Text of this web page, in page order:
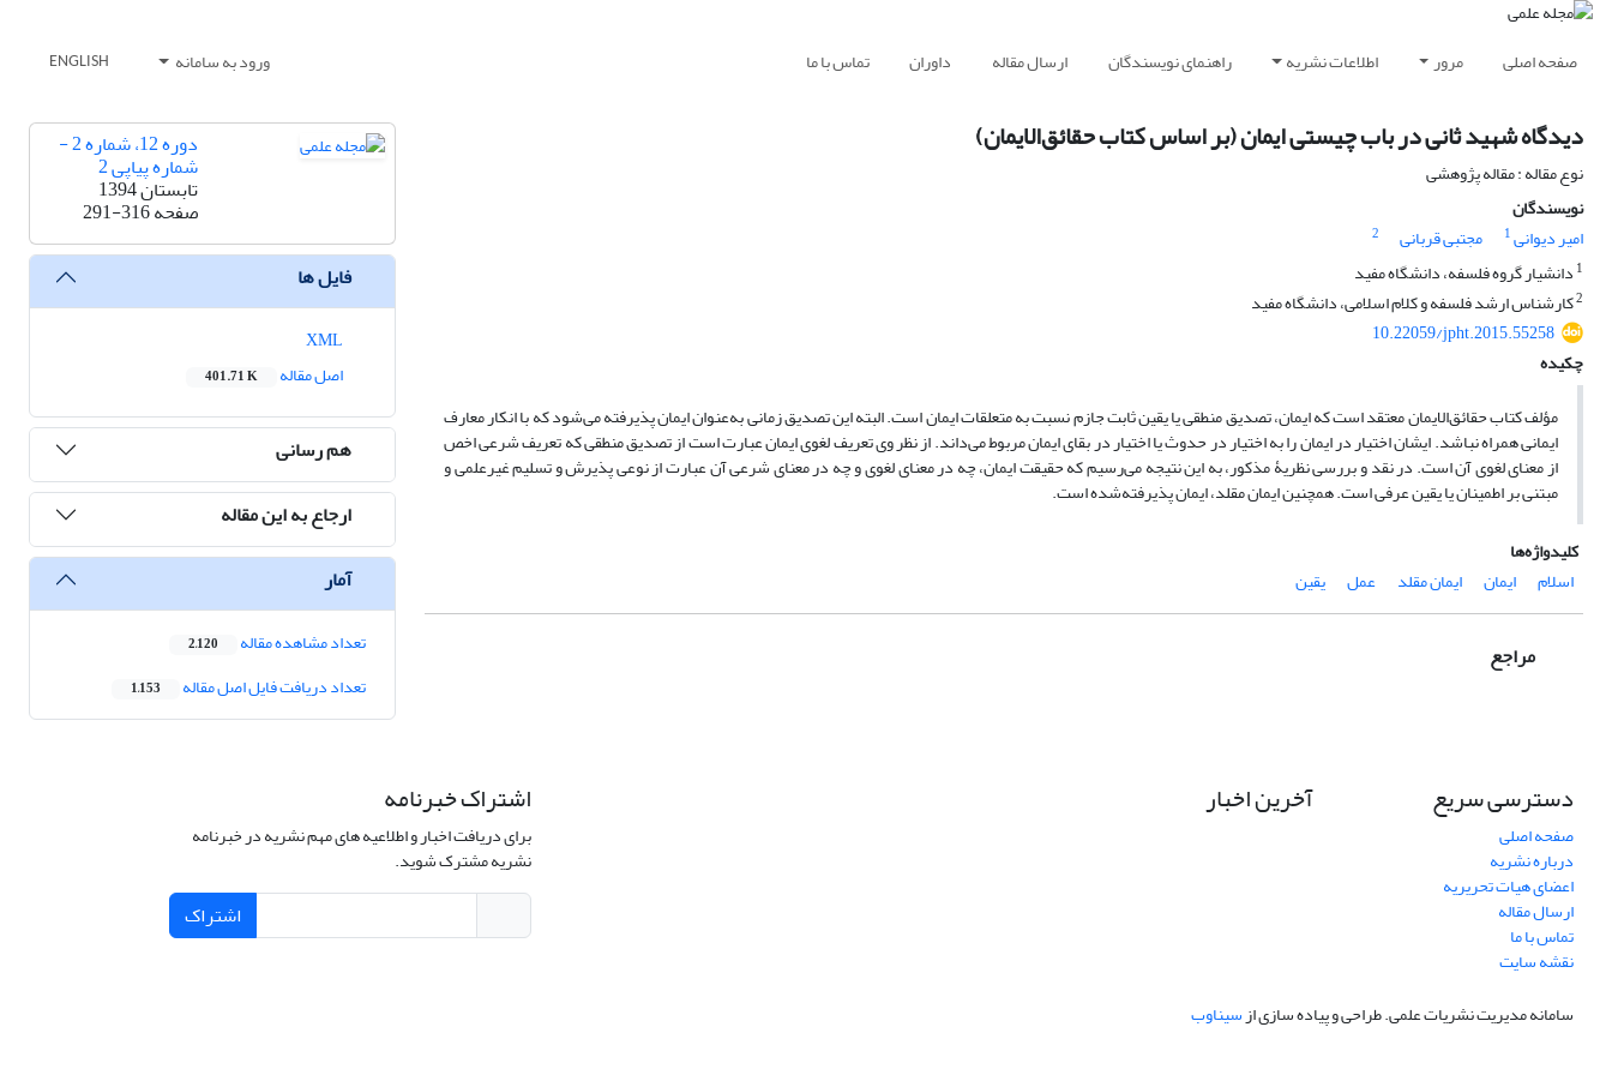
صفحه اصلی مرور اطلاعات نشریه راهنمای نویسندگان ارسال مقاله داوران تماس با ما ورود به سامانه ENGLISH
دیدگاه شهید ثانی در باب چیستی ایمان (بر اساس کتاب حقائق‌الایمان)
نوع مقاله : مقاله پژوهشی
نویسندگان
امیر دیوانی1 مجتبی قربانی
2
1 دانشیار گروه فلسفه، دانشگاه مفید
2کارشناس ارشد فلسفه و کلام اسلامی، دانشگاه مفید
10.22059/jpht.2015.55258
چکیده
مؤلف کتاب حقائق‌الایمان معتقد است که ایمان، تصدیق منطقی یا یقین ثابت جازم نسبت به متعلقات ایمان است. البته این تصدیق زمانی به‌عنوان ایمان پذیرفته می‌شود که با انکار معارف
ایمانی همراه نباشد. ایشان اختیار در ایمان را به اختیار در حدوث یا اختیار در بقای ایمان مربوط می‌داند. از نظر وی تعریف لغوی ایمان عبارت است از تصدیق منطقی که تعریف شرعی اخص
از معنای لغوی آن است. در نقد و بررسی نظریۀ مذکور، به این نتیجه می‌رسیم که حقیقت ایمان، چه در معنای لغوی و چه در معنای شرعی آن عبارت از نوعی پذیرش و تسلیم غیرعلمی و
مبتنی بر اطمینان یا یقین عرفی است. همچنین ایمان مقلد، ایمان پذیرفته‌شده است.
کلیدواژه‌ها
اسلام
ایمان ایمان مقلد عمل یقین
مراجع
دوره 12، شماره 2 -
شماره پیاپی 2
تابستان 1394
صفحه291-316
فایل ها
اصل مقاله
401.71 K
هم رسانی
ارجاع به این مقاله
آمار
تعداد مشاهده مقاله 2,120
تعداد دریافت فایل اصل مقاله 1,153
دسترسی سریع
صفحه اصلی
درباره نشریه
اعضای هیات تحریریه
ارسال مقاله
تماس با ما
نقشه سایت
آخرین اخبار اشتراک خبرنامه
برای دریافت اخبار و اطلاعیه های مهم نشریه در خبرنامه
نشریه مشترک شوید.
اشتراک
سامانه مدیریت نشریات علمی.طراحی و پیاده سازی ازسیناوب